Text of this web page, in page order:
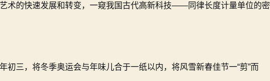
术的快速发展和转变，一窥我国古代高新科技——同律长度计量单位的密
初三，将冬季奥运会与年味儿合于一纸以内，将风雪新春佳节一“剪”而